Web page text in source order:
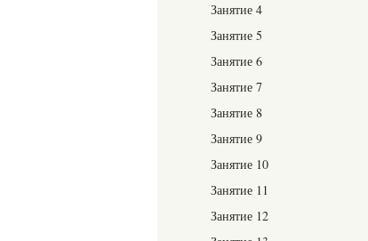
Занятие 4
Занятие 5
Занятие 6
Занятие 7
Занятие 8
Занятие 9
Занятие 10
Занятие 11
Занятие 12